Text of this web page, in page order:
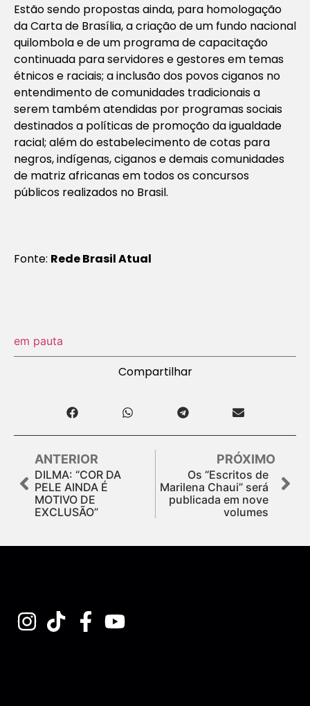
Estão sendo propostas ainda, para homologação
da Carta de Brasília, a criação de um fundo nacional
quilombola e de um programa de capacitação
continuada para servidores e gestores em temas
étnicos e raciais; a inclusão dos povos ciganos no
entendimento de comunidades tradicionais a
serem também atendidas por programas sociais
destinados a políticas de promoção da igualdade
racial; além do estabelecimento de cotas para
negros, indígenas, ciganos e demais comunidades
de matriz africanas em todos os concursos
públicos realizados no Brasil.
Fonte: Rede Brasil Atual
em pauta
Compartilhar
ANTERIOR
DILMA: “COR DA
PELE AINDA É
MOTIVO DE
EXCLUSÃO”
PRÓXIMO
Os “Escritos de
Marilena Chaui” será
publicada em nove
volumes